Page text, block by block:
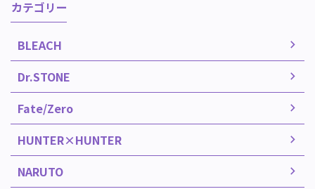
カテゴリー
BLEACH
Dr.STONE
Fate/Zero
HUNTER×HUNTER
NARUTO